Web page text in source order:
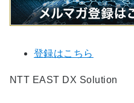
登録はこちら
NTT EAST DX Solution